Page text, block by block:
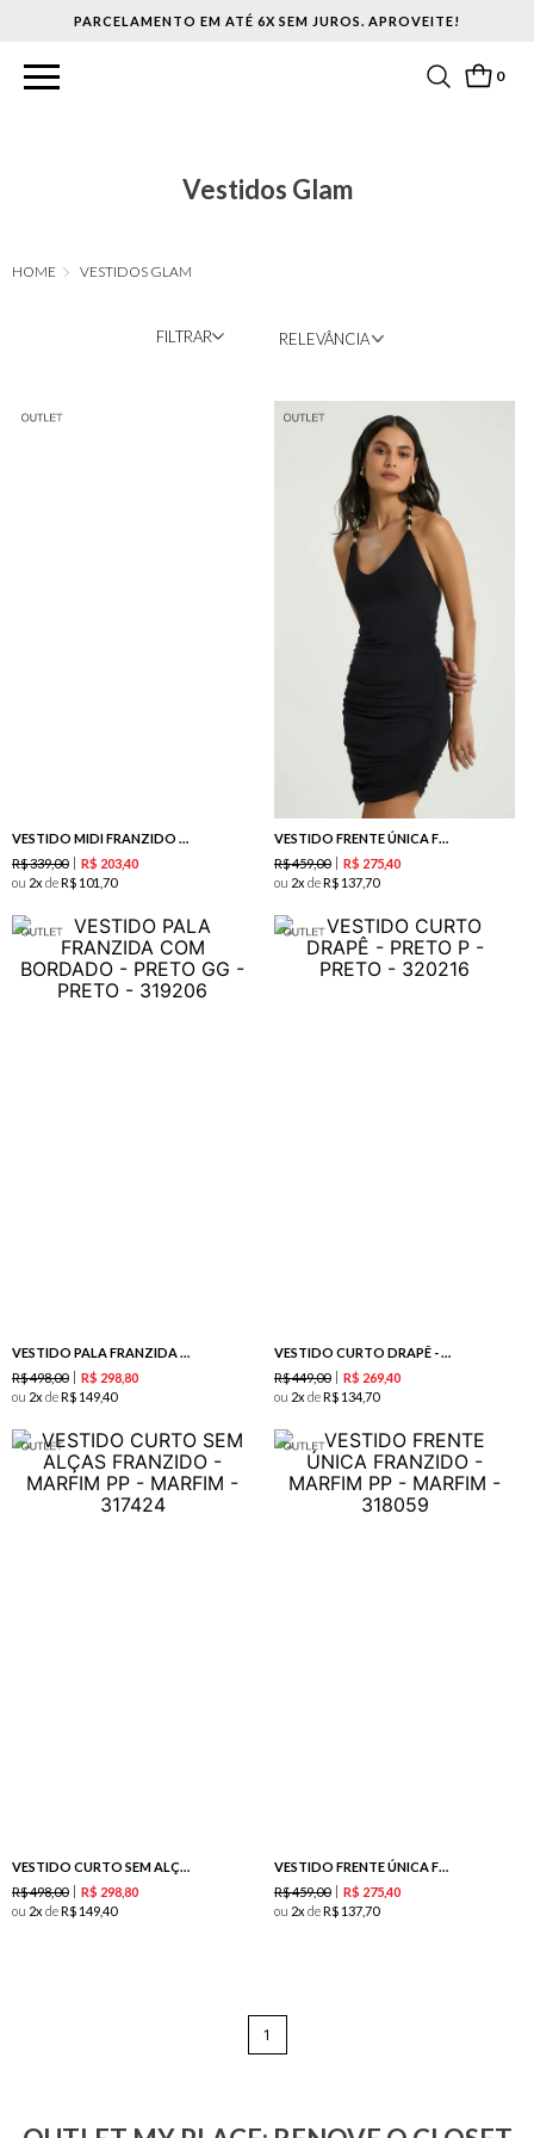
PARCELAMENTO EM ATÉ 6X SEM JUROS. APROVEITE!
0
Vestidos Glam
VESTIDOS GLAM
FILTRAR RELEVÂNCIA
VESTIDO MIDI FRANZIDO - PRETO
R$339,00 R$ 20340
ou 2 deR$ 101 70
VESTIDO FRENTE ÚNICA FRANZIDO - PRETO
R$459,00 R$ 27540
ou 2 deR$ 13770
VESTIDO PALA FRANZIDA COM BORDADO - PRETO
R$498,00 R$ 29880
ou 2 deR$ 14940
VESTIDO CURTO DRAPÊ - PRETO
R$449,00 R$ 26940
ou 2 deR$ 13470
VESTIDO CURTO SEM ALÇAS FRANZIDO - MARFIM
R$498,00 R$ 29880
ou 2 deR$ 14940
VESTIDO FRENTE ÚNICA FRANZIDO - MARFIM
R$459,00 R$ 27540
ou 2 deR$ 13770
1